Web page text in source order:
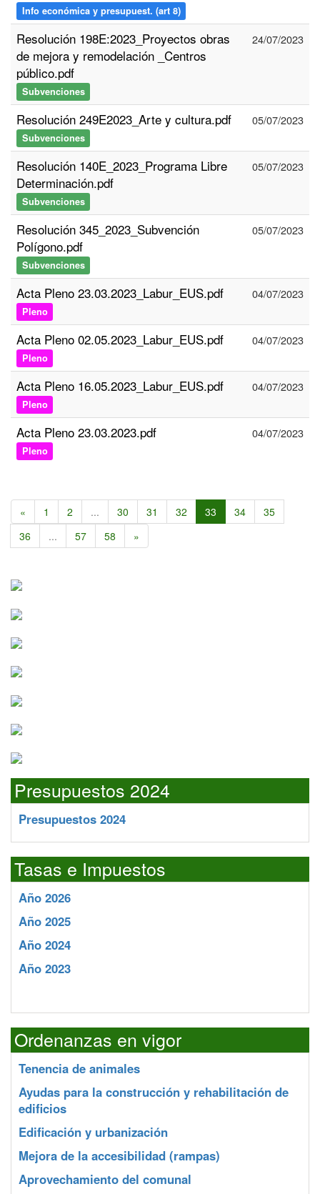
Info económica y presupuest. (art 8)
Resolución 198E:2023_Proyectos obras
de mejora y remodelación _Centros
público.pdf
Subvenciones
24/07/2023
Resolución 249E2023_Arte y cultura.pdf
Subvenciones
05/07/2023
Resolución 140E_2023_Programa Libre
Determinación.pdf
Subvenciones
05/07/2023
Resolución 345_2023_Subvención
Polígono.pdf
Subvenciones
05/07/2023
Acta Pleno 23.03.2023_Labur_EUS.pdf
Pleno
04/07/2023
Acta Pleno 02.05.2023_Labur_EUS.pdf
Pleno
04/07/2023
Acta Pleno 16.05.2023_Labur_EUS.pdf
Pleno
04/07/2023
Acta Pleno 23.03.2023.pdf
Pleno
04/07/2023
« 1 2 ... 30 31 32 33 34
35
36
... 57 58 »
Presupuestos 2024
Presupuestos 2024
Tasas e Impuestos
Año 2026
Año 2025
Año 2024
Año 2023
Ordenanzas en vigor
Tenencia de animales
Ayudas para la construcción y rehabilitación de
edificios
Edificación y urbanización
Mejora de la accesibilidad (rampas)
Aprovechamiento del comunal